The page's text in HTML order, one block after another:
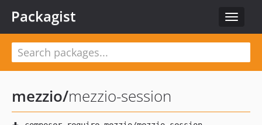
Toggle
Packagist
mezzio/mezzio-session